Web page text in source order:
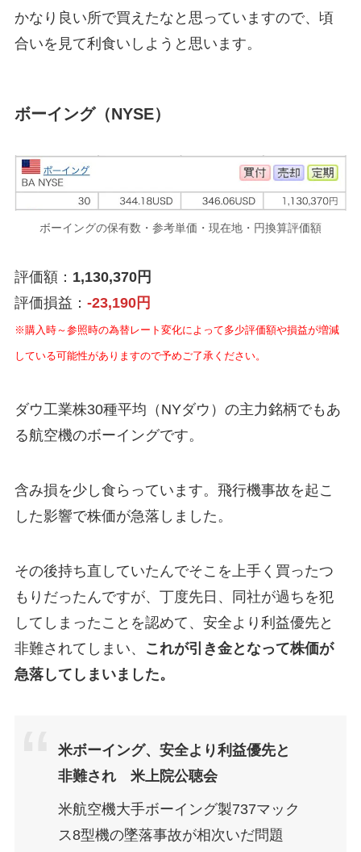
かなり良い所で買えたなと思っていますので、頃
合いを見て利食いしようと思います。
ボーイング（NYSE）
ボーイングの保有数・参考単価・現在地・円換算評価額
評価額： 1,130,370円
評価損益： -23,190円
※購入時～参照時の為替レート変化によって多少評価額や損益が増減
している可能性がありますので予めご了承ください。
ダウ工業株30種平均（NYダウ）の主力銘柄でもあ
る航空機のボーイングです。
含み損を少し食らっています。飛行機事故を起こ
した影響で株価が急落しました。
その後持ち直していたんでそこを上手く買ったつ
もりだったんですが、丁度先日、同社が過ちを犯
してしまったことを認めて、安全より利益優先と
非難されてしまい、
これが引き金となって株価が
急落してしまいました。
米ボーイング、安全より利益優先と
非難され 米上院公聴会
米航空機大手ボーイング製737マック
ス8型機の墜落事故が相次いだ問題